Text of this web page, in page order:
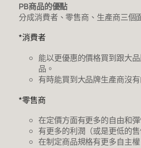
PB商品的優點
分成消費者、零售商、生產商三個
*消費者
能以更優惠的價格買到跟大
品。
有時能買到大品牌生產商沒
*零售商
在定價方面有更多的自由和彈
有更多的利潤（或是更低的售
在制定商品規格有更多自主權